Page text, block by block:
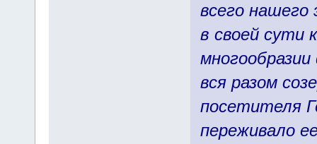
всего нашего
в своей сути
вся разом
посетителя
переживало